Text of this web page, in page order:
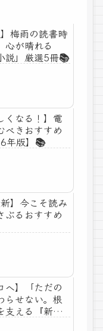
梅雨の読書時
心が晴れる
説」厳選5冊📚
くなる！】電
べきおすすめ
年版】📚
】今こそ読み
ぶるおすすめ
へ】「ただの
らせない。根
支える『新・